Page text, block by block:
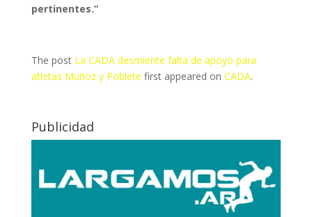
pertinentes.”
The post La CADA desmiente falta de apoyo para
atletas Muñoz y Poblete first appeared on CADA.
Publicidad